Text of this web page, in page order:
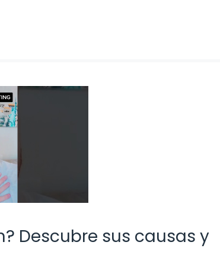
Descubre sus causas y